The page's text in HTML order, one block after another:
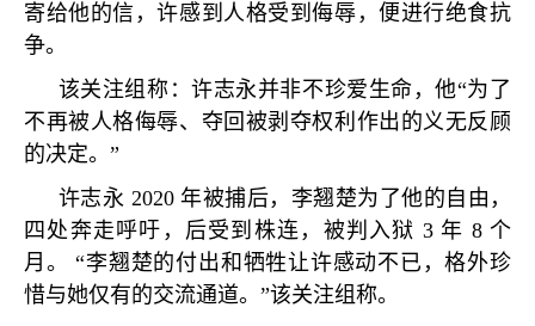
寄给他的信，许感到人格受到侮辱，便进行绝食抗
争。
该关注组称：许志永并非不珍爱生命，他“为了
不再被人格侮辱、夺回被剥夺权利作出的义无反顾
的决定。 ”
许志永 2020年被捕后，李翘楚为了他的自由，
四处奔走呼吁，后受到株连，被判入狱 3年 8个
月。
“李翘楚的付出和牺牲让许感动不已，格外珍
惜与她仅有的交流通道。 ”该关注组称。